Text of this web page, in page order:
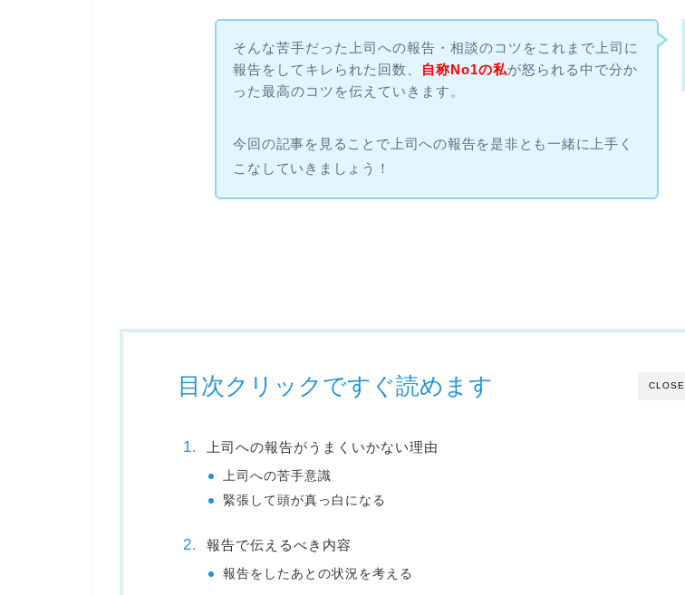
そんな苦手だった上司への報告・相談のコツをこれまで上司に
報告をしてキレられた回数、 自称No1の私が怒られる中で分か
った最高のコツを伝えていきます。
今回の記事を見ることで上司への報告を是非とも一緒に上手く
こなしていきましょう！
CLOSE
目次クリックですぐ読めます
上司への報告がうまくいかない理由
上司への苦手意識
緊張して頭が真っ白になる
報告で伝えるべき内容
報告をしたあとの状況を考える